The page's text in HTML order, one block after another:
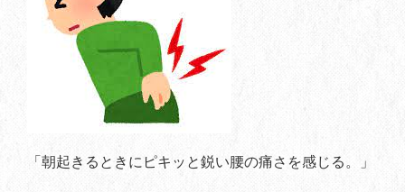
「朝起きるときにピキッと鋭い腰の痛さを感じる。」